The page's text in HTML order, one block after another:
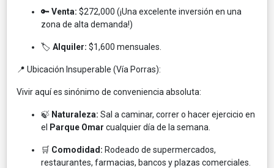
🔑Venta: $272,000 (¡Una excelente inversión en una
zona de alta demanda!)
🏷️ Alquiler: $1,600 mensuales.
📍 Ubicación Insuperable (Vía Porras):
Vivir aquí es sinónimo de conveniencia absoluta:
🍃 Naturaleza: Sal a caminar, correr o hacer ejercicio en
el
Parque Omar cualquier día de la semana.
🛒 Comodidad: Rodeado de supermercados,
restaurantes, farmacias, bancos y plazas comerciales.